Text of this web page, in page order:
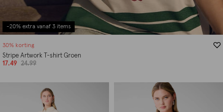
-20% extra vanaf 3 items
30% korting
Stripe Artwork T-shirt Groen
17.49
24.99